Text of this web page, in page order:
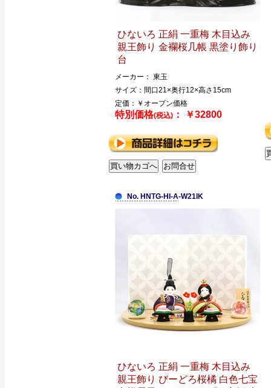
ひないろ 正絹 一重梅 木目込み
親王飾り 金襴桜几帳 黒塗り飾り
台
メーカー： 東玉
サイズ：間口21×奥行12×高さ15cm
定価：￥オープン価格
特別価格(税込)： ￥32800
No. HNTG-HI-A-W21IK
ひないろ 正絹 一重梅 木目込み
親王飾り びーどろ桜橘 白色七宝